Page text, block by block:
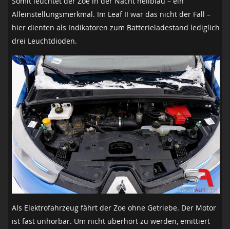
Alleinstellungsmerkmal. Im Leaf II war das nicht der Fall –
hier dienten als Indikatoren zum Batterieladestand lediglich
drei Leuchtdioden.
Als Elektrofahrzeug fährt der Zoe ohne Getriebe. Der Motor
ist fast unhörbar. Um nicht überhört zu werden, emittiert